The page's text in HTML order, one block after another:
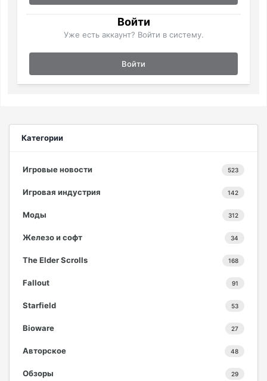
Войти
Уже есть аккаунт? Войти в систему.
Войти
Категории
523
Игровые новости
142
Игровая индустрия
312
Моды
34
Железо и софт
168
The Elder Scrolls
91
Fallout
53
Starfield
27
Bioware
48
Авторское
29
Обзоры